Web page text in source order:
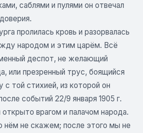
саблями и пулями он отвечал
пролилась кровь и разорвалась
народом и этим царём. Всё
деспот, не желающий
или презренный трус, боящийся
с той стихией, из которой он
событий 22/9 января 1905 г.
врагом и палачом народа.
нём не скажем; после этого мы не